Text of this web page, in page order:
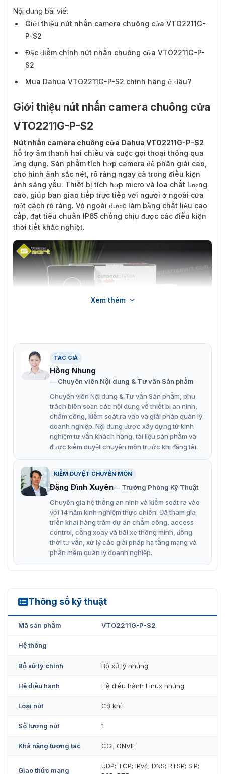
Nội dung bài viết
Giới thiệu nút nhấn camera chuông cửa VTO2211G-
P-S2
Đặc điểm chính nút nhấn chuông cửa VTO2211G-P-
S2
Mua Dahua VTO2211G-P-S2 chính hãng ở đâu?
Giới thiệu nút nhấn camera chuông cửa
VTO2211G-P-S2
Nút nhấn camera chuông cửa Dahua VTO2211G-P-S2
hỗ trợ âm thanh hai chiều và cuộc gọi thoại thông qua
ứng dụng. Sản phẩm tích hợp camera độ phân giải cao,
cho hình ảnh sắc nét, rõ ràng ngay cả trong điều kiện
ánh sáng yếu. Thiết bị tích hợp micro và loa chất lượng
cao, giúp bạn giao tiếp trực tiếp với người ở ngoài cửa
một cách rõ ràng. Vỏ ngoài được làm bằng chất liệu cao
cấp, đạt tiêu chuẩn IP65 chống chịu được các điều kiện
thời tiết khắc nghiệt.
Nút nhấn camera chuông cửa Dahua VTO2211G-P-S2
Đặc điểm chính nút nhấn chuông cửa
VTO2211G-P-S2
Dahua VTO2211G-P-S2 là một lựa chọn tuyệt vời, mang
đến nhiều tính năng hữu ích và nâng cao an ninh cho
ngôi nhà của bạn. Sản phẩm không chỉ là một chiếc
chuông cửa thông thường mà còn là một camera quan
sát nhỏ gọn, được tích hợp ngay tại cửa ra vào.
Mở khóa bằng thẻ, mở khóa trên màn hình trong nhà
và mở khóa từ xa thông qua Ứng dụng.
Camera độ phân giải cao cung cấp hình ảnh rõ nét,
giúp bạn nhận diện khách đến thăm một cách dễ
dàng, ngay cả trong điều kiện ánh sáng yếu nhờ tính
năng hồng ngoại.
ở bất kỳ đâu có kết nối internet.
Điều khiển mở khóa cửa từ xa thông qua ứng dụng
Tích hợp chức năng mở khóa bằng thẻ từ, giúp bạn
quản lý việc ra vào nhà một cách an toàn và tiện lợi.
Dung lượng lưu trữ 10000 thẻ.
Xem thêm
TÁC GIẢ
Hồng Nhung
Chuyên viên Nội dung & Tư vấn Sản phẩm
Chuyên viên Nội dung & Tư vấn Sản phẩm, phụ
trách biên soạn các nội dung về thiết bị an ninh,
chấm công, kiểm soát ra vào và giải pháp quản lý
doanh nghiệp. Nội dung được xây dựng từ kinh
nghiệm tư vấn khách hàng, tài liệu sản phẩm và
được kiểm duyệt chuyên môn trước khi đăng tải.
KIỂM DUYỆT CHUYÊN MÔN
Đặng Đình Xuyên
Trưởng Phòng Kỹ Thuật
Chuyên gia hệ thống an ninh và kiểm soát ra vào
với 14 năm kinh nghiệm thực chiến. Đã tham gia
triển khai hàng trăm dự án chấm công, access
control, cổng xoay và bãi xe thông minh, đồng
thời tư vấn, xử lý các giải pháp hạ tầng mạng và
phần mềm quản lý doanh nghiệp.
Thông số kỹ thuật
VTO2211G-P-S2
Mã sản phẩm VTO2211G-P-S2
Hệ thống
Bộ xử lý chính Bộ xử lý nhúng
Hệ điều hành Hệ điều hành Linux nhúng
Loại nút Cơ khí
Số lượng nút 1
Khả năng tương tác CGI; ONVIF
Giao thức mạng
UDP; TCP; IPv4; DNS; RTSP; SIP;